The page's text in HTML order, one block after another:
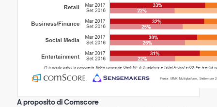
A proposito di Comscore